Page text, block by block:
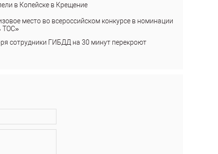
в Копейске в Крещение
место во всероссийском конкурсе в номинации
ТОС»
сотрудники ГИБДД на 30 минут перекроют